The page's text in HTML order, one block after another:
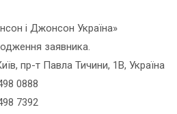
і Джонсон Україна»
заявника.
пр-т Павла Тичини, 1В, Україна
0888
7392